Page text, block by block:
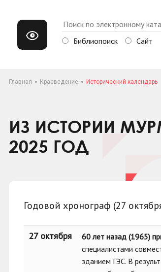
Библиопоиск Сайт
Главная Краеведение Исторический календарь
ИЗ ИСТОРИИ
2025 ГОД
Годовой хронограф (27
27 октября 60 лет назад (1965)
специалистами
зданием ГЭС. В